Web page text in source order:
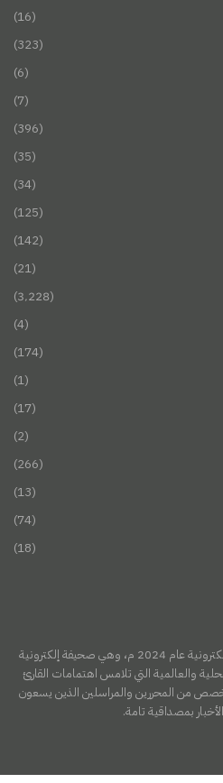
(16)
(323)
(6)
(7)
(396)
(35)
(34)
(125)
(142)
(21)
(3٬228)
(4)
(174)
(1)
(17)
(2)
(266)
(13)
(74)
(18)
تأسست صحيفة “آخر أخبار الأرض الإلكترونية عام 2024 م، وهي صحيفة إلكترونية
والعالمية التي تلامس اهتمامات القارئ
من المحررين والمراسلين الذين يسعون
بمصداقية تامة.